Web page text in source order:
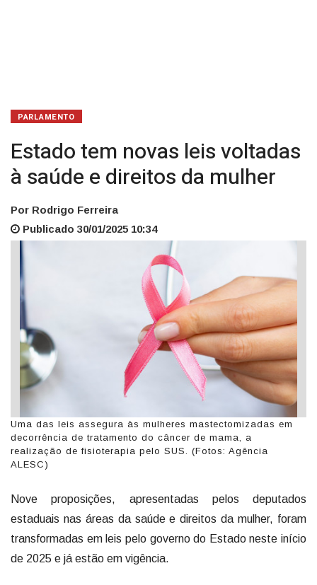
PARLAMENTO
Estado tem novas leis voltadas
à saúde e direitos da mulher
Por Rodrigo Ferreira
Publicado 30/01/2025 10:34
Uma das leis assegura às mulheres mastectomizadas em
decorrência de tratamento do câncer de mama, a
realização de fisioterapia pelo SUS. (Fotos: Agência
ALESC)
Nove proposições, apresentadas pelos deputados
estaduais nas áreas da saúde e direitos da mulher, foram
transformadas em leis pelo governo do Estado neste início
de 2025 e já estão em vigência.